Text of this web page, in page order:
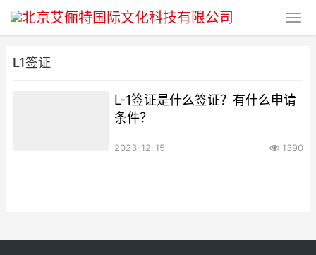
L1签证
L-1签证是什么签证？有什么申请
条件？
2023-12-15 1390